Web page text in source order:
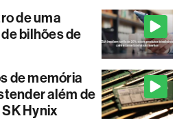
de uma
bilhões de
de memória
além de
Hynix